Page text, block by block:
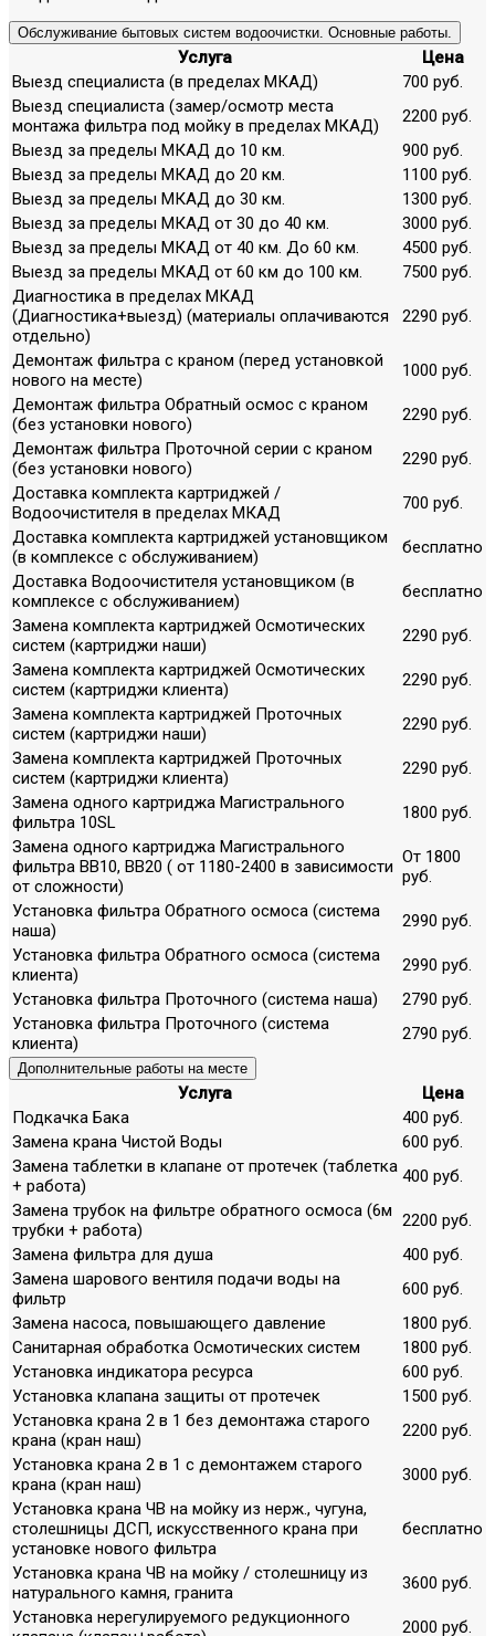
Обслуживание бытовых систем водоочистки. Основные работы.
Услуга
Цена
Выезд специалиста (в пределах МКАД)
700 руб.
Выезд специалиста (замер/осмотр места
монтажа фильтра под мойку в пределах МКАД)
2200 руб.
Выезд за пределы МКАД до 10 км.
900 руб.
Выезд за пределы МКАД до 20 км.
1100 руб.
Выезд за пределы МКАД до 30 км.
1300 руб.
Выезд за пределы МКАД от 30 до 40 км.
3000 руб.
Выезд за пределы МКАД от 40 км. До 60 км.
4500 руб.
Выезд за пределы МКАД от 60 км до 100 км.
7500 руб.
Диагностика в пределах МКАД
(Диагностика+выезд) (материалы оплачиваются
отдельно)
2290 руб.
Демонтаж фильтра с краном (перед установкой
нового на месте)
1000 руб.
Демонтаж фильтра Обратный осмос с краном
(без установки нового)
2290 руб.
Демонтаж фильтра Проточной серии с краном
(без установки нового)
2290 руб.
Доставка комплекта картриджей /
Водоочистителя в пределах МКАД
700 руб.
Доставка комплекта картриджей установщиком
(в комплексе с обслуживанием)
бесплатно
Доставка Водоочистителя установщиком (в
комплексе с обслуживанием)
бесплатно
Замена комплекта картриджей Осмотических
систем (картриджи наши)
2290 руб.
Замена комплекта картриджей Осмотических
систем (картриджи клиента)
2290 руб.
Замена комплекта картриджей Проточных
систем (картриджи наши)
2290 руб.
Замена комплекта картриджей Проточных
систем (картриджи клиента)
2290 руб.
Замена одного картриджа Магистрального
фильтра 10SL
1800 руб.
Замена одного картриджа Магистрального
фильтра ВВ10, ВВ20 ( от 1180-2400 в зависимости
от сложности)
От 1800
руб.
Установка фильтра Обратного осмоса (система
наша)
2990 руб.
Установка фильтра Обратного осмоса (система
клиента)
2990 руб.
Установка фильтра Проточного (система наша)
2790 руб.
Установка фильтра Проточного (система
клиента)
2790 руб.
Дополнительные работы на месте
Услуга
Цена
Подкачка Бака
400 руб.
Замена крана Чистой Воды
600 руб.
Замена таблетки в клапане от протечек (таблетка
+ работа)
400 руб.
Замена трубок на фильтре обратного осмоса (6м
трубки + работа)
2200 руб.
Замена фильтра для душа
400 руб.
Замена шарового вентиля подачи воды на
фильтр
600 руб.
Замена насоса, повышающего давление
1800 руб.
Санитарная обработка Осмотических систем
1800 руб.
Установка индикатора ресурса
600 руб.
Установка клапана защиты от протечек
1500 руб.
Установка крана 2 в 1 без демонтажа старого
крана (кран наш)
2200 руб.
Установка крана 2 в 1 с демонтажем старого
крана (кран наш)
3000 руб.
Установка крана ЧВ на мойку из нерж., чугуна,
столешницы ДСП, искусственного крана при
установке нового фильтра
бесплатно
Установка крана ЧВ на мойку / столешницу из
натурального камня, гранита
3600 руб.
Установка нерегулируемого редукционного
2000 руб.